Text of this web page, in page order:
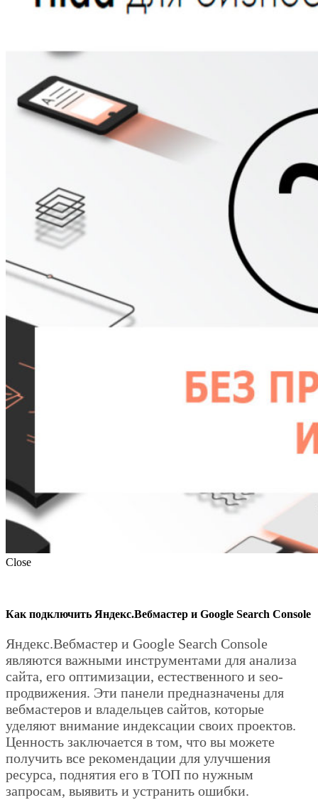
Close
Как подключить Яндекс.Вебмастер и Google Search Console
Яндекс.Вебмастер и Google Search Console
являются важными инструментами для анализа
сайта, его оптимизации, естественного и seo-
продвижения. Эти панели предназначены для
вебмастеров и владельцев сайтов, которые
уделяют внимание индексации своих проектов.
Ценность заключается в том, что вы можете
получить все рекомендации для улучшения
ресурса, поднятия его в ТОП по нужным
запросам, выявить и устранить ошибки.